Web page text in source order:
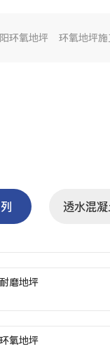
环氧地坪 环氧地坪
透水混
耐磨地坪
环氧地坪